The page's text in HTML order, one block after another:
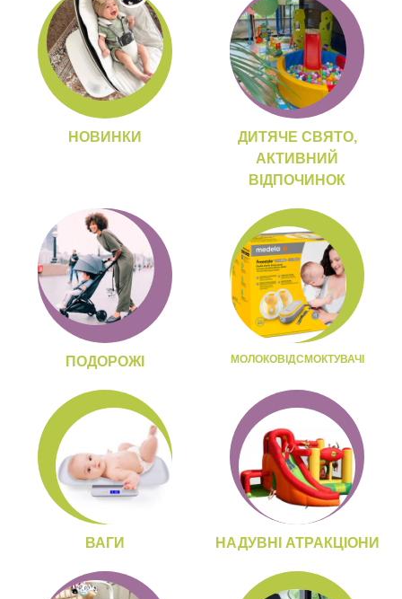
НОВИНКИ
ДИТЯЧЕ СВЯТО,
АКТИВНИЙ
ВІДПОЧИНОК
ПОДОРОЖІ МОЛОКОВІДСМОКТУВАЧІ
ВАГИ НАДУВНІ АТРАКЦІОНИ